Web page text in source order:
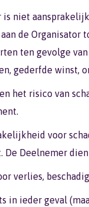
niet
de
ten gevolge
gederfde winst,
het risico van
voor
Deelnemer
verlies,
in ieder geval